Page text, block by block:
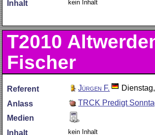
Inhalt
kein Inhalt
T2010
Fischer
Referent Jürgen F.
Anlass
TRCK Predigt
Medien
Inhalt
kein Inhalt